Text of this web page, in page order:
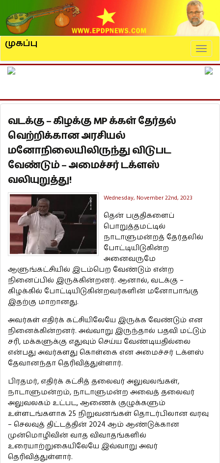
முகப்பு
வடக்கு – கிழக்கு MP க்கள் தேர்தல்
வெற்றிக்கான அரசியல்
மனோநிலையிலிருந்து விடுபட
வேண்டும் – அமைச்சர் டக்ளஸ்
வலியுறுத்து!
Wednesday, November 22nd, 2023
தென் பகுதிகளைப்
பொறுத்தமட்டில்
நாடாளுமன்றத் தேர்தலில்
போட்டியிடுகின்ற
அனைவருமே
ஆளுங்கட்சியில் இடம்பெற வேண்டும் என்ற
நினைப்பில் இருக்கின்றனர். ஆனால், வடக்கு –
கிழக்கில் போட்டியிடுகின்றவர்களின் மனோபாங்கு
இதற்கு மாறானது.
அவர்கள் எதிர்க் கட்சியிலேயே இருக்க வேண்டும் என
நினைக்கின்றனர். அவ்வாறு இருந்தால் பதவி மட்டும்
சரி, மக்களுக்கு எதுவும் செய்ய வேண்டியதில்லை
என்பது அவர்களது கொள்கை என அமைச்சர் டக்ளஸ்
தேவானந்தா தெரிவித்துள்ளார்.
பிரதமர், எதிர்க் கட்சித் தலைவர் அலுவலங்கள்,
நாடாளுமன்றம், நாடாளுமன்ற அவைத் தலைவர்
அலுவலகம் உட்பட, ஆணைக் குழுக்களும்
உள்ளடங்களாக 25 நிறுவனங்கள் தொடர்பிலான வரவு
– செலவுத் திட்டத்தின் 2024 ஆம் ஆண்டுக்கான
முன்மொழிவின் வாத விவாதங்களில்
உரையாற்றுகையிலேயே இவ்வாறு அவர்
தெரிவித்துள்ளார்.